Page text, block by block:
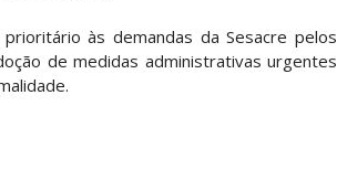
às demandas da Sesacre pelos
de medidas administrativas urgentes